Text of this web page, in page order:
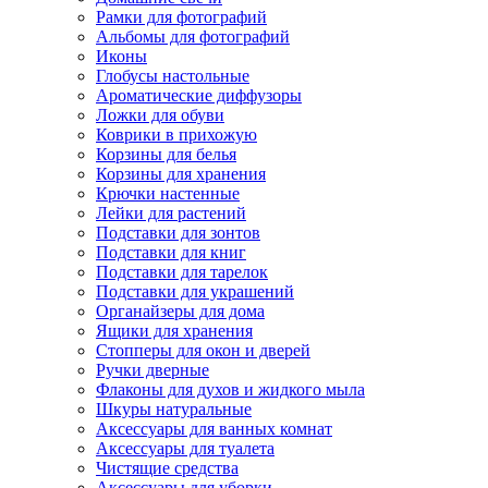
Рамки для фотографий
Альбомы для фотографий
Иконы
Глобусы настольные
Ароматические диффузоры
Ложки для обуви
Коврики в прихожую
Корзины для белья
Корзины для хранения
Крючки настенные
Лейки для растений
Подставки для зонтов
Подставки для книг
Подставки для тарелок
Подставки для украшений
Органайзеры для дома
Ящики для хранения
Стопперы для окон и дверей
Ручки дверные
Флаконы для духов и жидкого мыла
Шкуры натуральные
Аксессуары для ванных комнат
Аксессуары для туалета
Чистящие средства